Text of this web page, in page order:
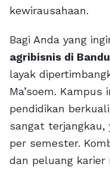
kewirausahaan.
Bagi Anda yang
agribisnis di
layak
Ma’soem.
pendidikan
sangat
per semester.
dan peluang